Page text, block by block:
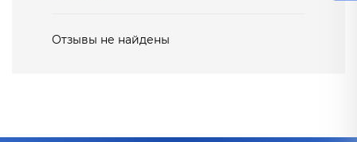
Отзывы не найдены